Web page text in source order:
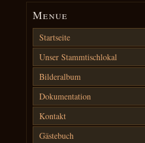
Menue
Startseite
Unser Stammtischlokal
Bilderalbum
Dokumentation
Kontakt
Gästebuch